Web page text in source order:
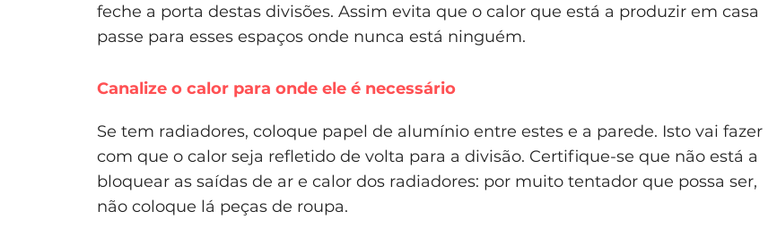
feche a porta destas divisões. Assim evita que o calor que está a produzir em casa
passe para esses espaços onde nunca está ninguém.
Canalize o calor para onde ele é necessário
Se tem radiadores, coloque papel de alumínio entre estes e a parede. Isto vai fazer
com que o calor seja refletido de volta para a divisão. Certifique-se que não está a
bloquear as saídas de ar e calor dos radiadores: por muito tentador que possa ser,
não coloque lá peças de roupa.